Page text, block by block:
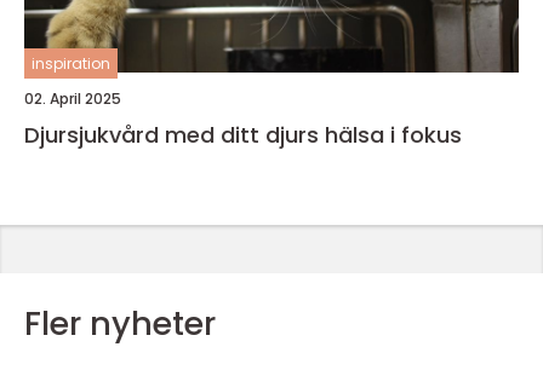
inspiration
02. April 2025
Djursjukvård med ditt djurs hälsa i fokus
Fler nyheter